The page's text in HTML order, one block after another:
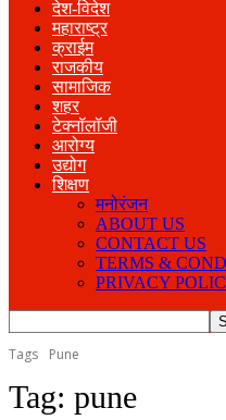
देश-विदेश
महाराष्ट्र
क्राईम
राजकीय
सामाजिक
शहर
टेक्नॉलॉजी
आरोग्य
उद्योग
शिक्षण
मनोरंजन
ABOUT US
CONTACT US
TERMS &
PRIVACY
Tags Pune
Tag: pune